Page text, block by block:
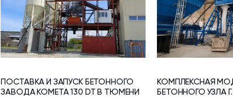
ПОСТАВКА И ЗАПУСК БЕТОННОГО
ЗАВОДА КОМЕТА 130 DT В ТЮМЕНИ
КОМПЛЕКСНАЯ
БЕТОННОГО УЗЛА